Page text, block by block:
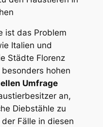
ist das Problem
Italien und
Städte Florenz
hohen
Umfrage
an,
Diebstähle zu
Fälle in diesen